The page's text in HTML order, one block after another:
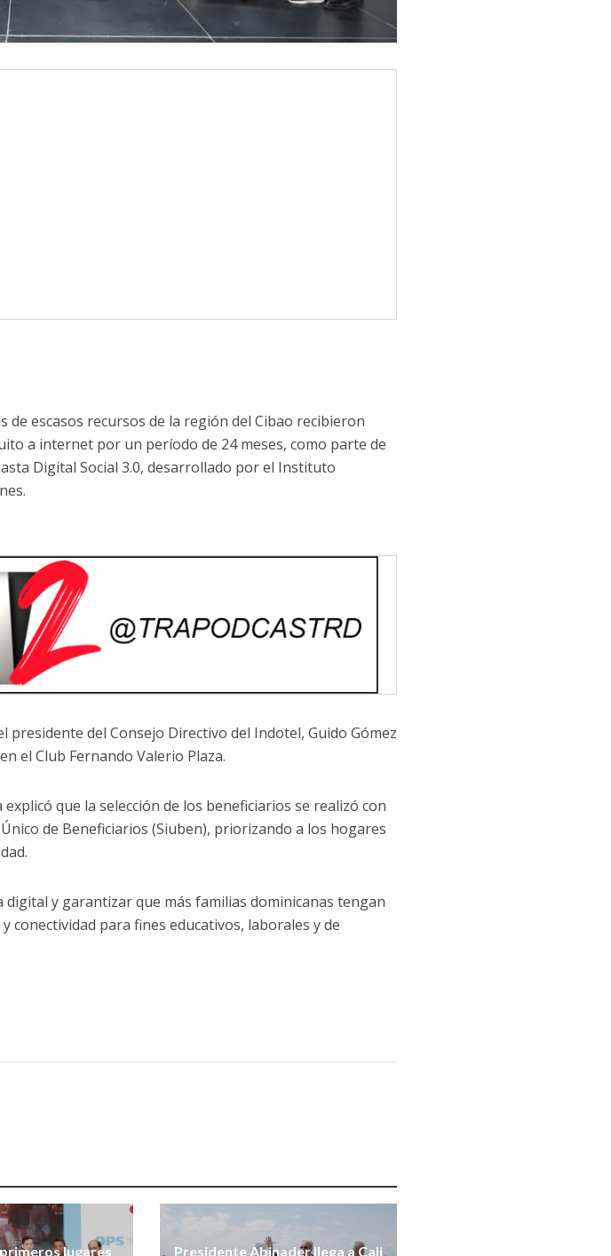
de escasos recursos de la región del Cibao recibieron
a internet por un período de 24 meses, como parte de
Digital Social 3.0, desarrollado por el Instituto
.
presidente del Consejo Directivo del Indotel,Guido Gómez
elClub Fernando Valerio Plaza.
que la selección de los beneficiarios se realizó con
de Beneficiarios (Siuben), priorizando a los hogares
y garantizar que más familias dominicanas tengan
conectividad para fines educativos, laborales y de
lugares
Presidente Abinader llega a Cali